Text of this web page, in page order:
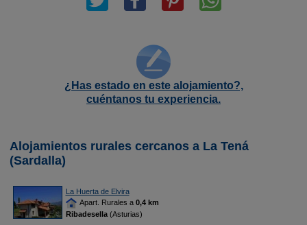
¿Has estado en este alojamiento?,
cuéntanos tu experiencia.
Alojamientos rurales cercanos a La Tená
(Sardalla)
La Huerta de Elvira
Apart. Rurales a 0,4 km
Ribadesella(Asturias)